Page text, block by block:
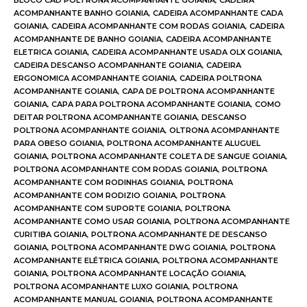
ACOMPANHANTE BANHO GOIANIA, CADEIRA ACOMPANHANTE CADA
GOIANIA, CADEIRA ACOMPANHANTE COM RODAS GOIANIA, CADEIRA
ACOMPANHANTE DE BANHO GOIANIA, CADEIRA ACOMPANHANTE
ELETRICA GOIANIA, CADEIRA ACOMPANHANTE USADA OLX GOIANIA,
CADEIRA DESCANSO ACOMPANHANTE GOIANIA, CADEIRA
ERGONOMICA ACOMPANHANTE GOIANIA, CADEIRA POLTRONA
ACOMPANHANTE GOIANIA, CAPA DE POLTRONA ACOMPANHANTE
GOIANIA, CAPA PARA POLTRONA ACOMPANHANTE GOIANIA, COMO
DEITAR POLTRONA ACOMPANHANTE GOIANIA, DESCANSO
POLTRONA ACOMPANHANTE GOIANIA, OLTRONA ACOMPANHANTE
PARA OBESO GOIANIA, POLTRONA ACOMPANHANTE ALUGUEL
GOIANIA, POLTRONA ACOMPANHANTE COLETA DE SANGUE GOIANIA,
POLTRONA ACOMPANHANTE COM RODAS GOIANIA, POLTRONA
ACOMPANHANTE COM RODINHAS GOIANIA, POLTRONA
ACOMPANHANTE COM RODIZIO GOIANIA, POLTRONA
ACOMPANHANTE COM SUPORTE GOIANIA, POLTRONA
ACOMPANHANTE COMO USAR GOIANIA, POLTRONA ACOMPANHANTE
CURITIBA GOIANIA, POLTRONA ACOMPANHANTE DE DESCANSO
GOIANIA, POLTRONA ACOMPANHANTE DWG GOIANIA, POLTRONA
ACOMPANHANTE ELÉTRICA GOIANIA, POLTRONA ACOMPANHANTE
GOIANIA, POLTRONA ACOMPANHANTE LOCAÇÃO GOIANIA,
POLTRONA ACOMPANHANTE LUXO GOIANIA, POLTRONA
ACOMPANHANTE MANUAL GOIANIA, POLTRONA ACOMPANHANTE